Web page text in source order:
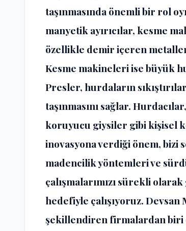
taşınmasında önemli bir rol
manyetik ayırıcılar, kesme
özellikle demir içeren
Kesme makineleri ise büyük
Presler, hurdaların
taşınmasını sağlar.
koruyucu giysiler gibi kişisel
inovasyona verdiği önem, bizi
madencilik yöntemleri ve
çalışmalarımızı sürekli
hedefiyle çalışıyoruz.
şekillendiren firmalardan biri